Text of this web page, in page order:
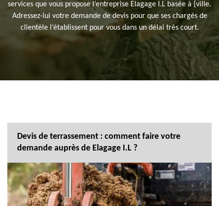
services que vous propose l’entreprise Elagage I.L basée à {ville.
Adressez-lui votre demande de devis pour que ses chargés de
clientèle l’établissent pour vous dans un délai très court.
Devis de terrassement : comment faire votre
demande auprès de Elagage I.L ?